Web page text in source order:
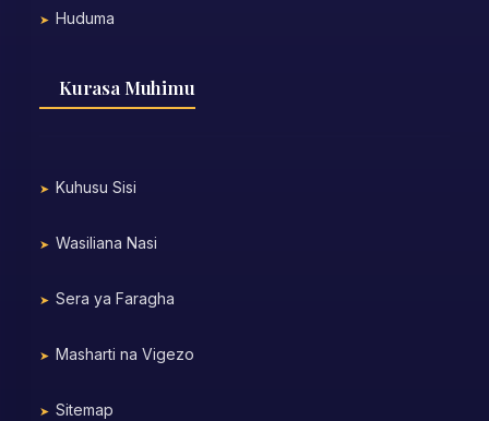
Huduma
Kurasa Muhimu
Kuhusu Sisi
Wasiliana Nasi
Sera ya Faragha
Masharti na Vigezo
Sitemap